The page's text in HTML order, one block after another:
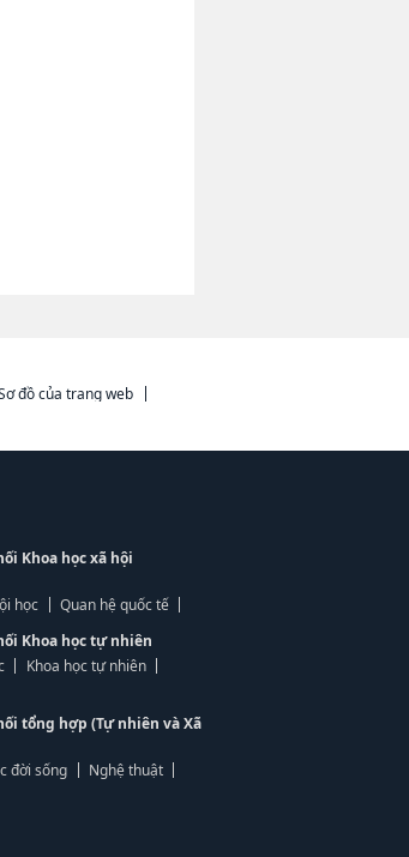
đồ của trang web
Khoa học xã hội
học
Quan hệ quốc tế
Khoa học tự nhiên
Khoa học tự nhiên
tổng hợp (Tự nhiên và Xã
đời sống
Nghệ thuật